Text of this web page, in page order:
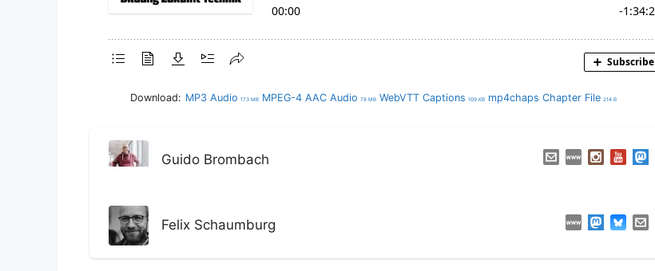
Download: MP3 Audio 173 MB MPEG-4 AAC Audio 78 MB WebVTT Captions 109 KB mp4chaps Chapter File 214 B
Guido Brombach
Felix Schaumburg